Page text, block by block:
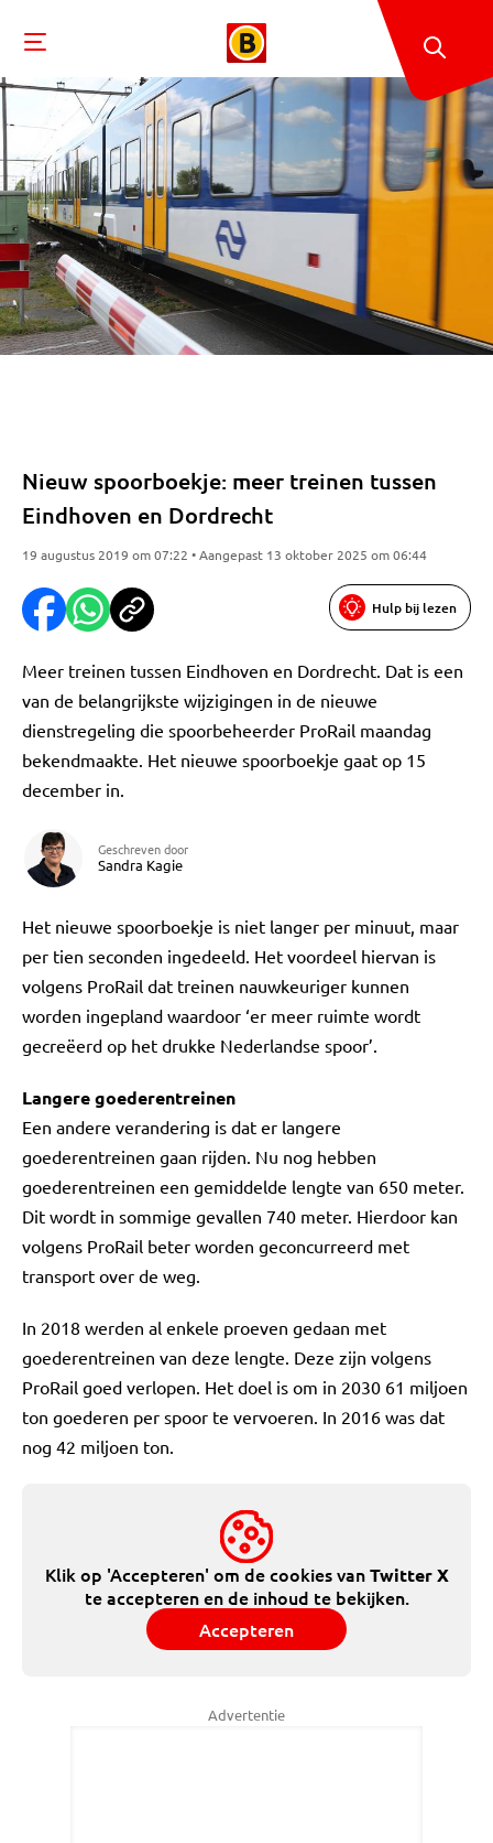
Nieuw spoorboekje: meer treinen tussen
Eindhoven en Dordrecht
19 augustus 2019 om 07:22 • Aangepast 13 oktober 2025 om 06:44
Hulp bij lezen
Meer treinen tussen Eindhoven en Dordrecht. Dat is een
van de belangrijkste wijzigingen in de nieuwe
dienstregeling die spoorbeheerder ProRail maandag
bekendmaakte. Het nieuwe spoorboekje gaat op 15
december in.
Geschreven door
Sandra Kagie
Het nieuwe spoorboekje is niet langer per minuut, maar
per tien seconden ingedeeld. Het voordeel hiervan is
volgens ProRail dat treinen nauwkeuriger kunnen
worden ingepland waardoor ‘er meer ruimte wordt
gecreëerd op het drukke Nederlandse spoor’.
Langere goederentreinen
Een andere verandering is dat er langere
goederentreinen gaan rijden. Nu nog hebben
goederentreinen een gemiddelde lengte van 650 meter.
Dit wordt in sommige gevallen 740 meter. Hierdoor kan
volgens ProRail beter worden geconcurreerd met
transport over de weg.
In 2018 werden al enkele proeven gedaan met
goederentreinen van deze lengte. Deze zijn volgens
ProRail goed verlopen. Het doel is om in 2030 61 miljoen
ton goederen per spoor te vervoeren. In 2016 was dat
nog 42 miljoen ton.
Klik op 'Accepteren' om de cookies vanTwitter X
te accepteren en de inhoud te bekijken.
Accepteren
Advertentie